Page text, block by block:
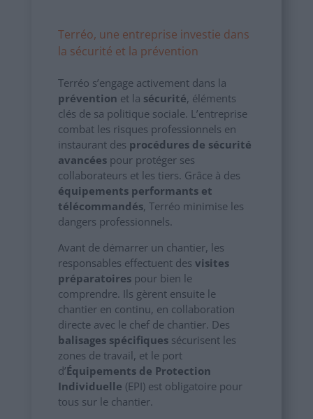
Terréo, une entreprise investie dans
la sécurité et la prévention
Terréo s’engage activement dans la
prévention et la sécurité, éléments
clés de sa politique sociale. L’entreprise
combat les risques professionnels en
instaurant des procédures de sécurité
avancéespour protéger ses
collaborateurs et les tiers. Grâce à des
équipements performants et
télécommandés, Terréo minimise les
dangers professionnels.
Avant de démarrer un chantier, les
responsables effectuent des visites
préparatoirespour bien le
comprendre. Ils gèrent ensuite le
chantier en continu, en collaboration
directe avec le chef de chantier. Des
balisages spécifiquessécurisent les
zones de travail, et le port
d’Équipements de Protection
Individuelle (EPI) est obligatoire pour
tous sur le chantier.